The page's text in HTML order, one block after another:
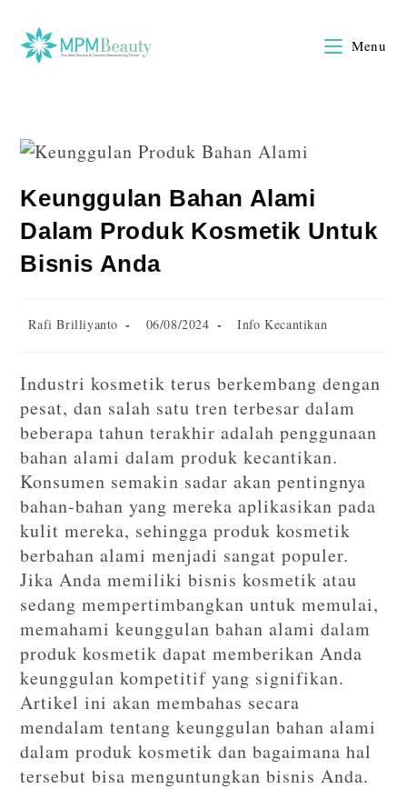
Menu
Keunggulan Bahan Alami
Dalam Produk Kosmetik Untuk
Bisnis Anda
Rafi Brilliyanto 06/08/2024 Info Kecantikan
Industri kosmetik terus berkembang dengan
pesat, dan salah satu tren terbesar dalam
beberapa tahun terakhir adalah penggunaan
bahan alami dalam produk kecantikan.
Konsumen semakin sadar akan pentingnya
bahan-bahan yang mereka aplikasikan pada
kulit mereka, sehingga produk kosmetik
berbahan alami menjadi sangat populer.
Jika Anda memiliki bisnis kosmetik atau
sedang mempertimbangkan untuk memulai,
memahami keunggulan bahan alami dalam
produk kosmetik dapat memberikan Anda
keunggulan kompetitif yang signifikan.
Artikel ini akan membahas secara
mendalam tentang keunggulan bahan alami
dalam produk kosmetik dan bagaimana hal
tersebut bisa menguntungkan bisnis Anda.